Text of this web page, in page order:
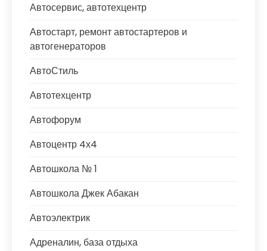
Автосервис, автотехцентр
Автостарт, ремонт автостартеров и
автогенераторов
АвтоСтиль
Автотехцентр
Автофорум
Автоцентр 4х4
Автошкола № 1
Автошкола Джек Абакан
Автоэлектрик
Адреналин, база отдыха